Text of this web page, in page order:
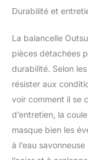
Durabilité et
La balancelle
pièces détachées
durabilité. Selon
résister aux
voir comment il se
d’entretien, la
masque bien les
à l’eau